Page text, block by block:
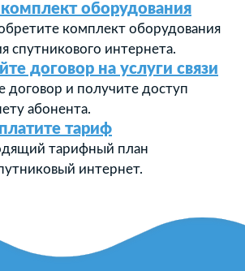
оборудования
комплект оборудования
спутникового интернета.
договор на услуги связи
договор и получите доступ
абонента.
тариф
тарифный план
интернет.